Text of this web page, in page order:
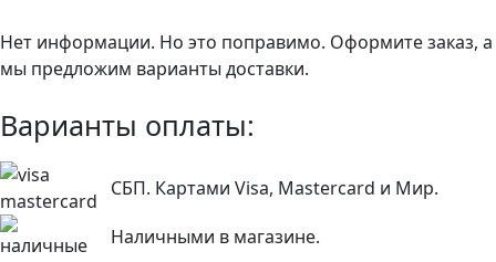
Нет информации. Но это поправимо. Оформите заказ, а
мы предложим варианты доставки.
Варианты оплаты:
СБП. Картами Visa, Mastercard и Мир.
Наличными в магазине.